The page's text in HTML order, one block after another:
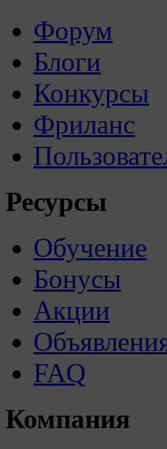
Форум
Блоги
Конкурсы
Фриланс
Ресурсы
Обучение
Бонусы
Акции
FAQ
Компания